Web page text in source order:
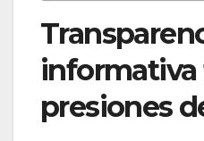
informativa
presiones